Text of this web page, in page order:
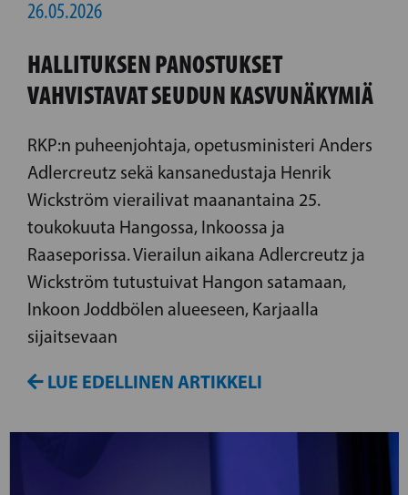
26.05.2026
HALLITUKSEN PANOSTUKSET
VAHVISTAVAT SEUDUN KASVUNÄKYMIÄ
RKP:n puheenjohtaja, opetusministeri Anders
Adlercreutz sekä kansanedustaja Henrik
Wickström vierailivat maanantaina 25.
toukokuuta Hangossa, Inkoossa ja
Raaseporissa. Vierailun aikana Adlercreutz ja
Wickström tutustuivat Hangon satamaan,
Inkoon Joddbölen alueeseen, Karjaalla
sijaitsevaan
LUE EDELLINEN ARTIKKELI